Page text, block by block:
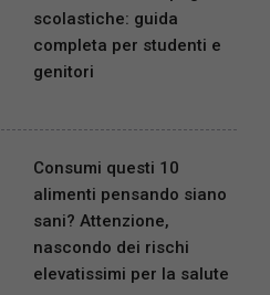
scolastiche: guida
completa per studenti e
genitori
Consumi questi 10
alimenti pensando siano
sani? Attenzione,
nascondo dei rischi
elevatissimi per la salute